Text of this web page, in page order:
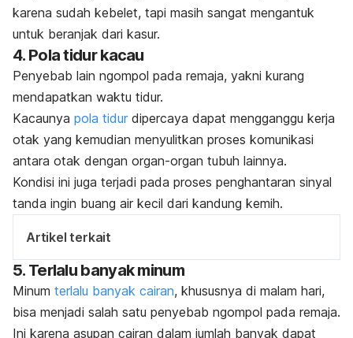
karena sudah kebelet, tapi masih sangat mengantuk
untuk beranjak dari kasur.
4. Pola tidur kacau
Penyebab lain ngompol pada remaja, yakni kurang
mendapatkan waktu tidur.
Kacaunya pola tidur dipercaya dapat mengganggu kerja
otak yang kemudian menyulitkan proses komunikasi
antara otak dengan organ-organ tubuh lainnya.
Kondisi ini juga terjadi pada proses penghantaran sinyal
tanda ingin buang air kecil dari kandung kemih.
Artikel terkait
5. Terlalu banyak minum
Minum terlalu banyak cairan, khususnya di malam hari,
bisa menjadi salah satu penyebab ngompol pada remaja.
Ini karena asupan cairan dalam jumlah banyak dapat